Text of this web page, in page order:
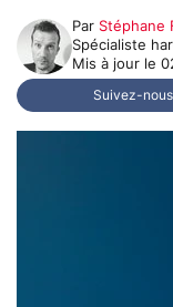
Par Stéphane
Spécialiste
Mis à jour le
Suivez-nous